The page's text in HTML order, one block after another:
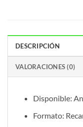
DESCRIPCIÓN
VALORACIONES (0)
Disponible:
Formato: